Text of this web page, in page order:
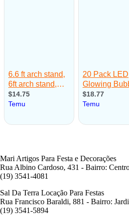
Mari Artigos Para Festa e Decorações
Rua Albino Cardoso, 431 - Bairro:
(19) 3541-4081
Sal Da Terra Locação Para Festas
Rua Francisco Baraldi, 881 - Bairro:
(19) 3541-5894